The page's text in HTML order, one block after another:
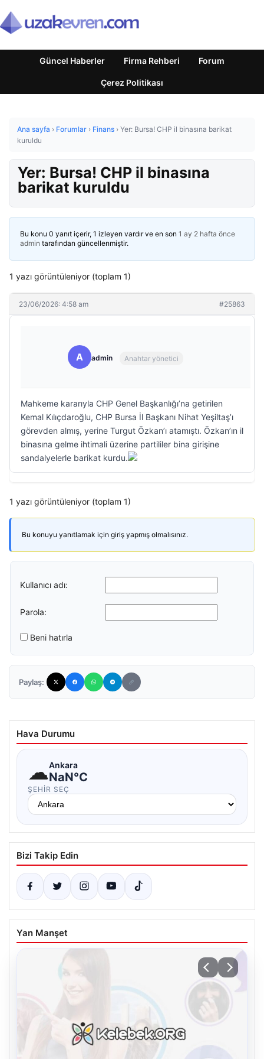
Güncel Haberler Firma Rehberi Forum
Çerez Politikası
Ana sayfa › Forumlar › Finans › Yer: Bursa! CHP il binasına barikat
kuruldu
Yer: Bursa! CHP il binasına
barikat kuruldu
Bu konu 0 yanıt içerir, 1 izleyen vardır ve en son 1 ay 2 hafta önce
admin tarafından güncellenmiştir.
1 yazı görüntüleniyor (toplam 1)
23/06/2026: 4:58 am #25863
A admin Anahtar yönetici
Mahkeme kararıyla CHP Genel Başkanlığı’na getirilen
Kemal Kılıçdaroğlu, CHP Bursa İl Başkanı Nihat Yeşiltaş’ı
görevden almış, yerine Turgut Özkan’ı atamıştı. Özkan’ın il
binasına gelme ihtimali üzerine partililer bina girişine
sandalyelerle barikat kurdu.
1 yazı görüntüleniyor (toplam 1)
Bu konuyu yanıtlamak için giriş yapmış olmalısınız.
Kullanıcı adı:
Parola:
Beni hatırla
Paylaş:
Hava Durumu
☁Ankara
NaN°C
ŞEHIR SEÇ
Bizi Takip Edin
Yan Manşet